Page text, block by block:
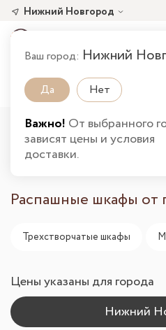
Нижний Новгород
Ваш город: Нижний
Да Нет
Важно! От выбранного
зависят цены и условия
доставки.
Главная
Каталог товаров
Шкафы и стеллажи от
Распашные шкафы от
Распашные шкафы от
Трехстворчатые шкафы
Цены указаны для города